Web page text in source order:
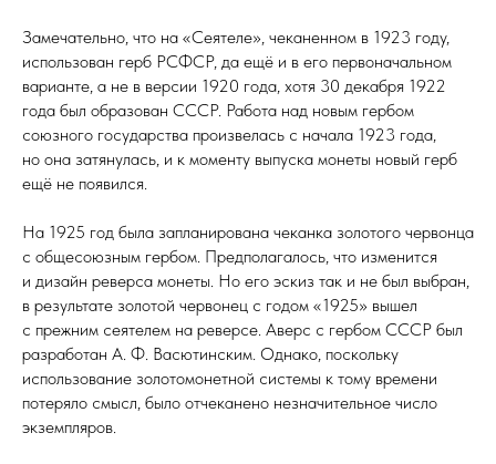
Замечательно, что на «Сеятеле», чеканенном в 1923 году,
использован герб РСФСР, да ещё и в его первоначальном
варианте, а не в версии 1920 года, хотя 30 декабря 1922
года был образован СССР. Работа над новым гербом
союзного государства произвелась с начала 1923 года,
но она затянулась, и к моменту выпуска монеты новый герб
ещё не появился.
На 1925 год была запланирована чеканка золотого червонца
с общесоюзным гербом. Предполагалось, что изменится
и дизайн реверса монеты. Но его эскиз так и не был выбран,
в результате золотой червонец с годом «1925» вышел
с прежним сеятелем на реверсе. Аверс с гербом СССР был
разработан А. Ф. Васютинским. Однако, поскольку
использование золотомонетной системы к тому времени
потеряло смысл, было отчеканено незначительное число
экземпляров.